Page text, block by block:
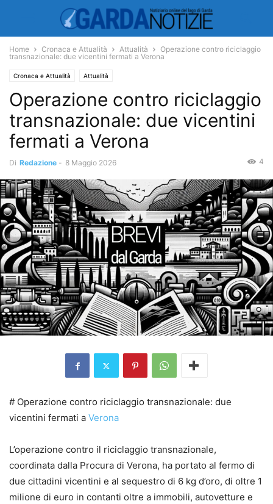
Home Cronaca e Attualità Attualità
Operazione contro riciclaggio
transnazionale: due vicentini fermati a Verona
Cronaca e Attualità Attualità
Operazione contro riciclaggio
transnazionale: due vicentini
fermati a Verona
Di Redazione - 8 Maggio 2026 4
# Operazione contro riciclaggio transnazionale: due
vicentini fermati a Verona
L’operazione contro il riciclaggio transnazionale,
coordinata dalla Procura di Verona, ha portato al fermo di
due cittadini vicentini e al sequestro di 6 kg d’oro, di oltre 1
milione di euro in contanti oltre a immobili, autovetture e